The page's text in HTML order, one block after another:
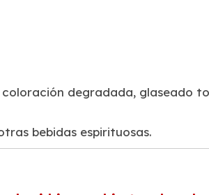
degradada, glaseado
bebidas espirituosas.